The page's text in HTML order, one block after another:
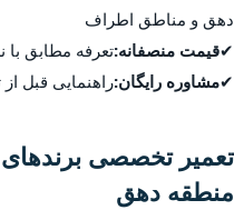
دهق و مناطق اطراف
✔قیمت منصفانه:تعرفه مطابق با
✔مشاوره رایگان:راهنمایی قبل از
تعمیر تخصصی
منطقه دهق